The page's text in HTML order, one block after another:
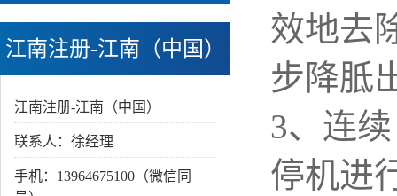
江南注册-江南（中国）
江南注册-江南（中国）
联系人：徐经理
手机：13964675100（微信同
效地去
步降胝
3、连
停机进